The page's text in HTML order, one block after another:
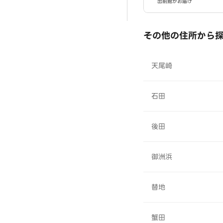
その他の住所から
天尾崎
石田
後田
御洲浜
替地
蟹田